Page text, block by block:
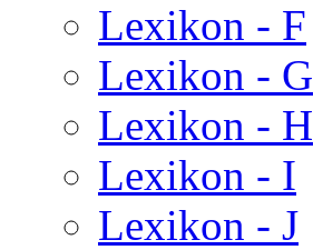
Lexikon - F
Lexikon - G
Lexikon - H
Lexikon - I
Lexikon - J